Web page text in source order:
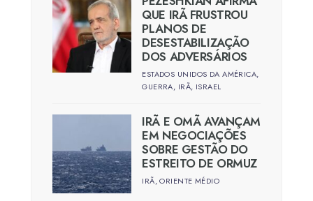
QUE IRÃ FRUSTROU
PLANOS DE
DESESTABILIZAÇÃO
DOS ADVERSÁRIOS
ESTADOS UNIDOS DA AMÉRICA,
GUERRA, IRÃ, ISRAEL
IRÃ E OMÃ AVANÇAM
EM NEGOCIAÇÕES
SOBRE GESTÃO DO
ESTREITO DE ORMUZ
IRÃ,ORIENTE MÉDIO